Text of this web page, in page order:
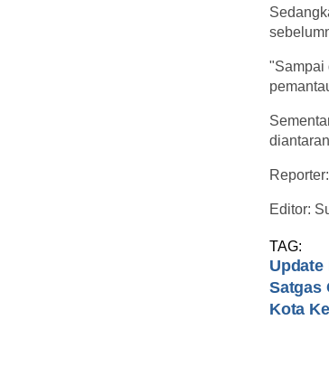
"Sampai
Editor:
TAG:
Update
Satgas
Kota